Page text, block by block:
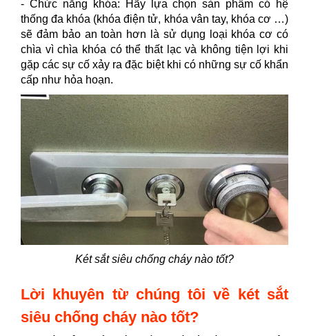
- Chức năng khóa: Hãy lựa chọn sản phẩm có hệ
thống đa khóa (khóa điện tử, khóa vân tay, khóa cơ …)
sẽ đảm bảo an toàn hơn là sử dụng loại khóa cơ có
chìa vì chìa khóa có thể thất lạc và không tiện lợi khi
gặp các sự cố xảy ra đặc biệt khi có những sự cố khẩn
cấp như hỏa hoạn.
Két sắt siêu chống cháy nào tốt?
Lời khuyên từ chúng tôi về két sắt
siêu chống cháy nào tốt?